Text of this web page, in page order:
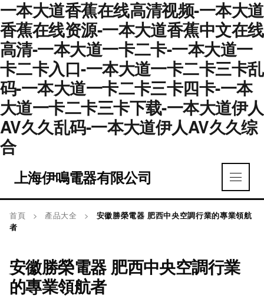
一本大道香蕉在线高清视频-一本大道
香蕉在线资源-一本大道香蕉中文在线
高清-一本大道一卡二卡-一本大道一
卡二卡入口-一本大道一卡二卡三卡乱
码-一本大道一卡二卡三卡四卡-一本
大道一卡二卡三卡下载-一本大道伊人
AV久久乱码-一本大道伊人AV久久综
合
上海伊鳴電器有限公司
首頁 > 產品大全 >
安徽勝榮電器 肥西中央空調行業的專業領航
者
安徽勝榮電器 肥西中央空調行業
的專業領航者